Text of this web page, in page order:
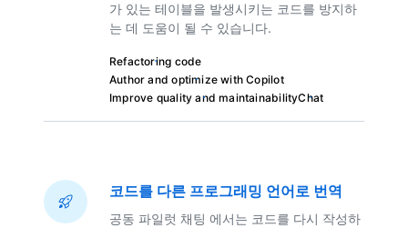
가 있는 테이블을 발생시키는 코드를 방지하
는 데 도움이 될 수 있습니다.
Refactoring code
Author and optimize with Copilot
Improve quality and maintainabilityChat
코드를 다른 프로그래밍 언어로 번역
공동 파일럿 채팅 에서는 코드를 다시 작성하